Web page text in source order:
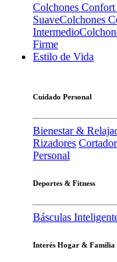
Colchones Confort
SuaveColchones
Intermedio
Firme
Estilo de Vida
Cuidado Personal
Bienestar &
Rizadores
Personal
Deportes & Fitness
Básculas
Interés Hogar & Familia